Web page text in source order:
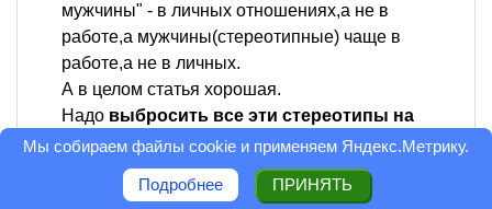
мужчины" - в личных отношениях,а не в
работе,а мужчины(стереотипные) чаще в
работе,а не в личных.
А в целом статья хорошая.
Надо выбросить все эти стереотипы на
помойкуи жить как люди.
Оценка статьи: 5
Мы собираем файлы cookie и применяем Яндекс.Метрику.
Подробнее ПРИНЯТЬ